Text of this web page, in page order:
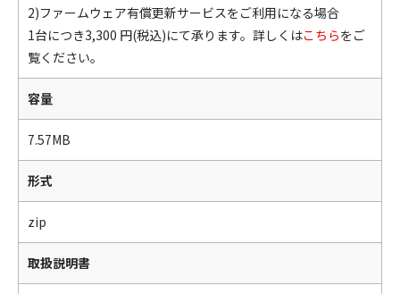
2)ファームウェア有償更新サービスをご利用になる場合
1台につき3,300 円(税込)にて承ります。詳しくはこちらをご
覧ください。
容量
7.57MB
形式
zip
取扱説明書